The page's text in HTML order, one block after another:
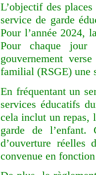
L’objectif des
service de garde
Pour l’année 2024,
Pour chaque
gouvernement
familial (RSGE) une
En fréquentant un
services éducatifs
cela inclut un repas,
garde de l’enfant.
d’ouverture
convenue en